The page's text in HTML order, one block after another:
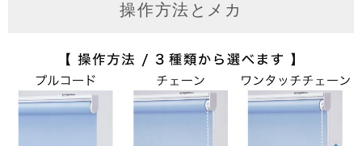
操作方法とメカ